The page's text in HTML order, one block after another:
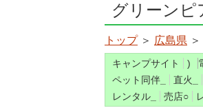
グリーンピ
トップ＞ 広島県
キャンプサイト )
ペット同伴
直火
レンタル
売店○